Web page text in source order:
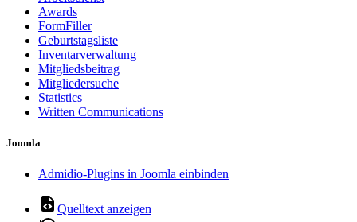
Awards
FormFiller
Geburtstagsliste
Inventarverwaltung
Mitgliedsbeitrag
Mitgliedersuche
Statistics
Written Communications
Joomla
Admidio-Plugins in Joomla einbinden
Quelltext anzeigen